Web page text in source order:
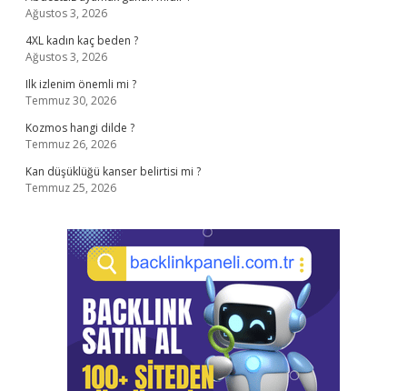
Ağustos 3, 2026
4XL kadın kaç beden ?
Ağustos 3, 2026
Ilk izlenim önemli mi ?
Temmuz 30, 2026
Kozmos hangi dilde ?
Temmuz 26, 2026
Kan düşüklüğü kanser belirtisi mi ?
Temmuz 25, 2026